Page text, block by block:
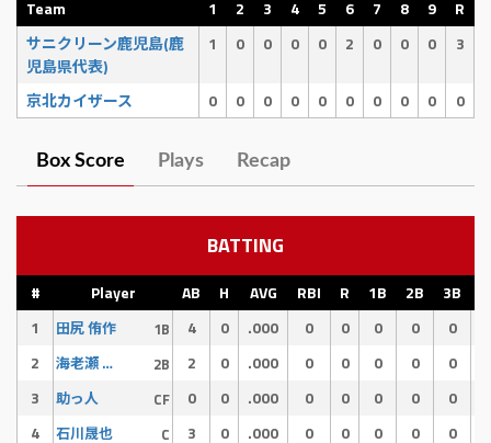
Team 1 2 3 4 5 6 7 8 9
R
サニクリーン鹿児島(鹿
児島県代表)
1 0 0 0 0 2 0 0 0 3
京北カイザース 0 0 0 0 0 0 0 0 0 0
Box Score Plays Recap
BATTING
# Player AB H AVG RBI R 1B 2B 3B
1
田尻 侑作 1B 4 0 .000 0 0 0 0 0
2
海老瀬 啓介 2B 2 0 .000 0 0 0 0 0
3
助っ人 CF 0 0 .000 0 0 0 0 0
4
石川晟也 C 3 0 .000 0 0 0 0 0